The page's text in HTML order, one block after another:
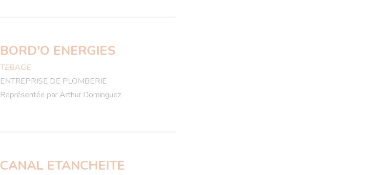
BORD'O ENERGIES
TEBAGE
ENTREPRISE DE PLOMBERIE
Représentée par Arthur Dominguez
CANAL ETANCHEITE